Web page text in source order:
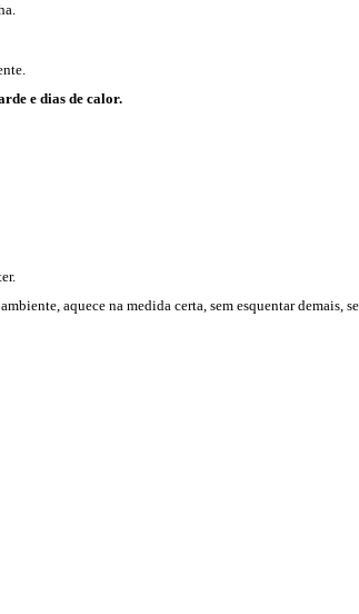
e dias de calor.
aquece na medida certa, sem esquentar demais,